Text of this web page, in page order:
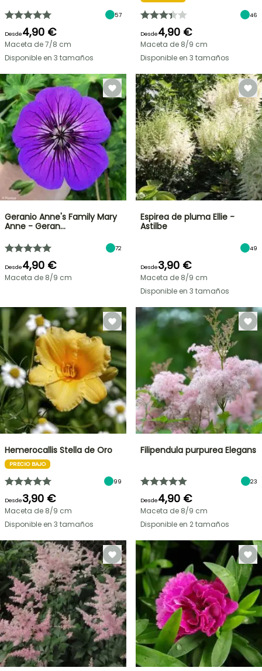
57
Desde4,90 €
Maceta de 7/8 cm
Disponible en 3 tamaños
46
Desde4,90 €
Maceta de 8/9 cm
Disponible en 3 tamaños
Geranio Anne's Family Mary
Anne - Geran…
72
Desde4,90 €
Maceta de 8/9 cm
Espirea de pluma Ellie -
Astilbe
49
Desde3,90 €
Maceta de 8/9 cm
Disponible en 3 tamaños
Hemerocallis Stella de Oro
PRECIO BAJO
99
Desde3,90 €
Maceta de 8/9 cm
Disponible en 3 tamaños
Filipendula purpurea Elegans
23
Desde4,90 €
Maceta de 8/9 cm
Disponible en 2 tamaños